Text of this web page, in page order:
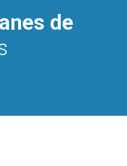
de